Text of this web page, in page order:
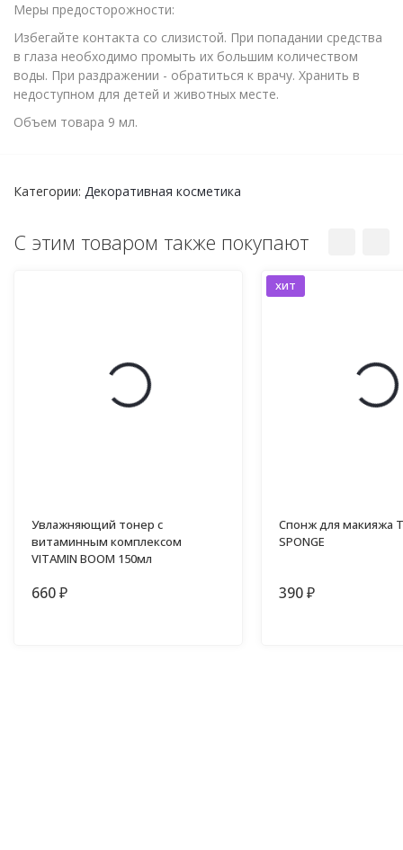
Меры предосторожности:
Избегайте контакта со слизистой. При попадании средства
в глаза необходимо промыть их большим количеством
воды. При раздражении - обратиться к врачу. Хранить в
недоступном для детей и животных месте.
Объем товара 9 мл.
Категории: Декоративная косметика
С этим товаром также покупают
Увлажняющий тонер с
витаминным комплексом
VITAMIN BOOM 150мл
660 ₽
хит
Спонж для макияжа
SPONGE
390 ₽